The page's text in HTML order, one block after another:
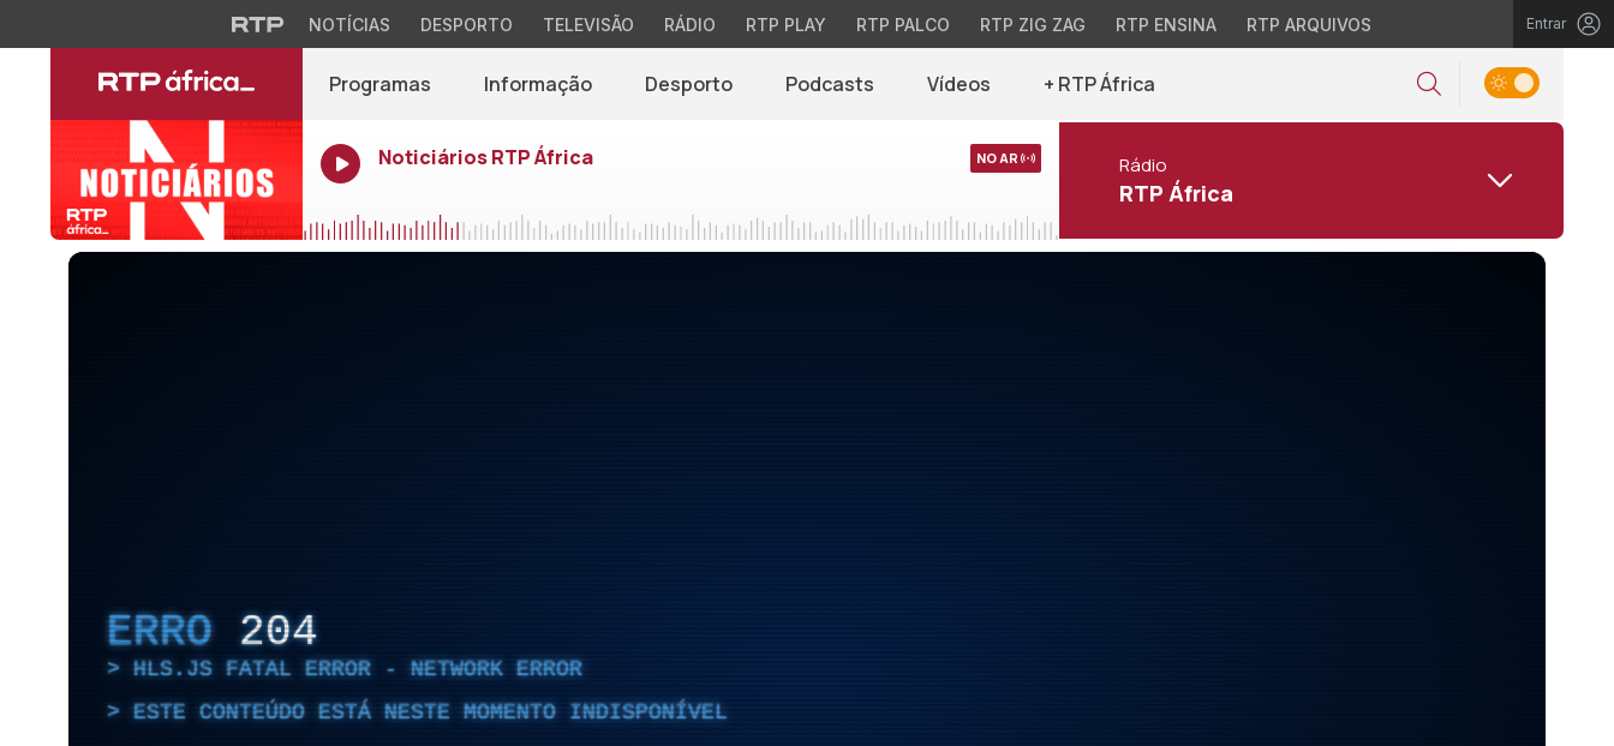
NOTÍCIAS DESPORTO TELEVISÃO RÁDIO RTP PLAY RTP PALCO RTP ZIG ZAG RTP ENSINA RTP ARQUIVOS Entrar
Programas Informação Desporto Podcasts Vídeos + RTP África
Noticiários RTP África NO AR Rádio
RTP África
ERRO 204
HLS.JS FATAL ERROR - NETWORK ERROR
ESTE CONTEÚDO ESTÁ NESTE MOMENTO INDISPONÍVEL